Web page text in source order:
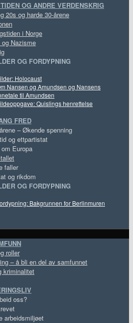
OG ANDRE VERDENSKRIG
20s og harde 30-årene
i Norge
Nazisme
OG FORDYPNING
Holocaust
Nansen og Amundsen og Nansens
til Amundsen
Quislings henrettelse
FRED
– Økende spenning
og ettpartistat
Europa
faller
og rikdom
OG FORDYPNING
Bakgrunnen for Berlinmuren
roller
– å bli en del av samfunnet
kriminalitet
oss?
arbeidsmiljøet